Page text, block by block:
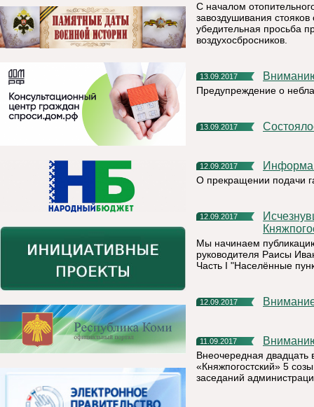
С началом
завоздушивания
убедительная просьба
воздухосбросников.
13.09.2017
Предупреждение о
13.09.2017
12.09.2017
О прекращении подачи
12.09.2017
Исчезнувшие и исчезающие поселения на территории
Мы начинаем
руководителя Раисы
Часть I "Населённые
12.09.2017
11.09.2017
Внеочередная двадцать
«Княжпогостский» 5
заседаний